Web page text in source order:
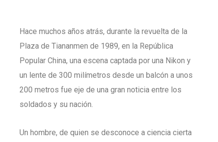
Hace muchos años atrás, durante la revuelta de la
Plaza de Tiananmen de 1989, en la República
Popular China, una escena captada por una Nikon y
un lente de 300 milímetros desde un balcón a unos
200 metros fue eje de una gran noticia entre los
soldados y su nación.
Un hombre, de quien se desconoce a ciencia cierta